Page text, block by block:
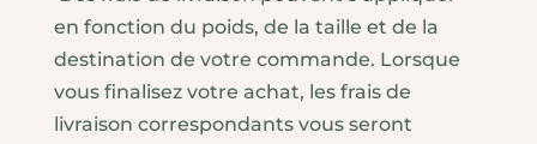
en fonction du poids, de la taille et de la
destination de votre commande. Lorsque
vous finalisez votre achat, les frais de
livraison correspondants vous seront